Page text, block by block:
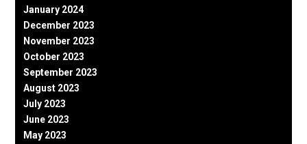
January 2024
December 2023
November 2023
October 2023
September 2023
August 2023
July 2023
June 2023
May 2023